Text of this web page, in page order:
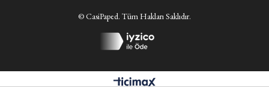
© CasiPaped. Tüm Hakları Saklıdır.